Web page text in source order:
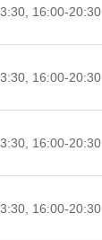
16:00-20:30
16:00-20:30
16:00-20:30
16:00-20:30